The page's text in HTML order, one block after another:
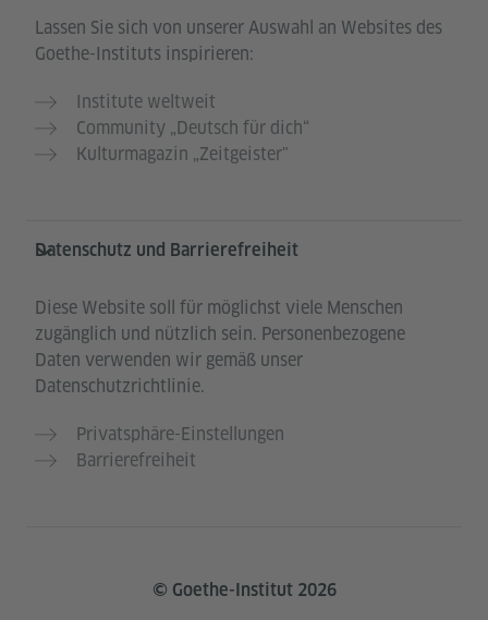
Lassen Sie sich von unserer Auswahl an Websites des
Goethe-Instituts inspirieren:
Institute weltweit
Community „Deutsch für dich“
Kulturmagazin „Zeitgeister"
Datenschutz und Barrierefreiheit
Diese Website soll für möglichst viele Menschen
zugänglich und nützlich sein. Personenbezogene
Daten verwenden wir gemäß unser
Datenschutzrichtlinie.
Privatsphäre-Einstellungen
Barrierefreiheit
© Goethe-Institut 2026